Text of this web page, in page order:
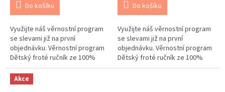
Do košíku
Využijte náš věrnostní program
se slevami již na první
objednávku. Věrnostní program
Dětský froté ručník ze 100%
bavlny o gramáži 450 g/m2 je
měkký, příjemný na dotek a
dobře...
Do košíku
Využijte náš věrnostní program
se slevami již na první
objednávku. Věrnostní program
Dětský froté ručník ze 100%
bavlny o gramáži 450 g/m2 je
Akce